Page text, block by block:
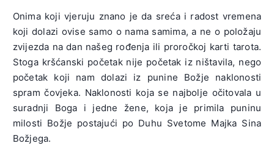
Onima koji vjeruju znano je da sreća i radost vremena
koji dolazi ovise samo o nama samima, a ne o položaju
zvijezda na dan našeg rođenja ili proročkoj karti tarota.
Stoga kršćanski početak nije početak iz ništavila, nego
početak koji nam dolazi iz punine Božje naklonosti
spram čovjeka. Naklonosti koja se najbolje očitovala u
suradnji Boga i jedne žene, koja je primila puninu
milosti Božje postajući po Duhu Svetome Majka Sina
Božjega.